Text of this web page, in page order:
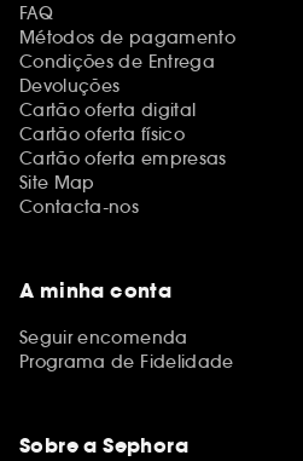
FAQ
Métodos de pagamento
Condições de Entrega
Devoluções
Cartão oferta digital
Cartão oferta físico
Cartão oferta empresas
Site Map
Contacta-nos
A minha conta
Seguir encomenda
Programa de Fidelidade
Sobre a Sephora